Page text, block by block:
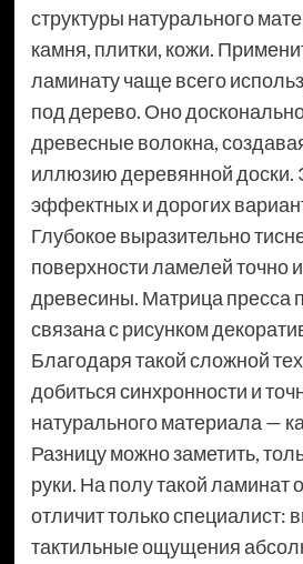
структуры натурального
камня, плитки, кожи.
ламинату чаще всего
под дерево. Оно
древесные волокна,
иллюзию деревянной доски.
эффектных и дорогих
Глубокое выразительно
поверхности ламелей точно
древесины. Матрица пресса
связана с рисунком
Благодаря такой сложной
добиться синхронности и
натурального материала —
Разницу можно заметить,
руки. На полу такой ламинат
отличит только специалист:
тактильные ощущения